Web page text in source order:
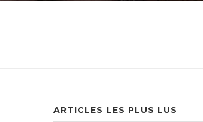
ARTICLES LES PLUS LUS